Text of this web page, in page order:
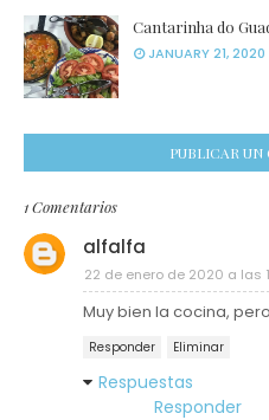
Cantarinha do
JANUARY 21, 2020
PUBLICAR UN
1 Comentarios
alfalfa
22 de enero de 2020 a las
Muy bien la cocina,
Responder Eliminar
Respuestas
Responder